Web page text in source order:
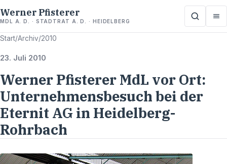
Werner Pfisterer
MDL A. D. · STADTRAT A. D. · HEIDELBERG
Start/Archiv/2010
23. Juli 2010
Werner Pfisterer MdL vor Ort:
Unternehmensbesuch bei der
Eternit AG in Heidelberg-
Rohrbach